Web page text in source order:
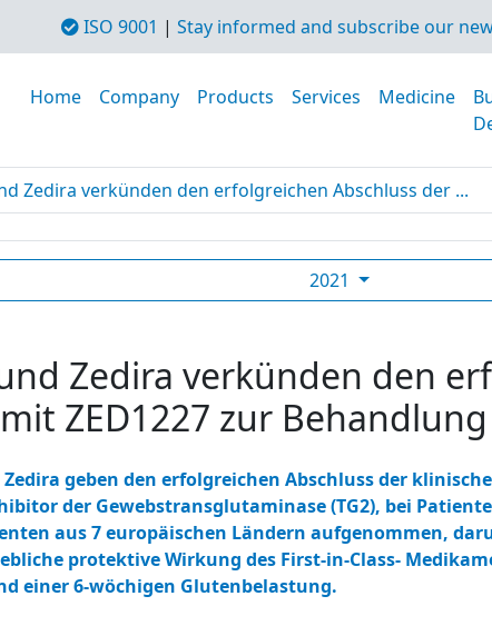
ISO 9001 | Stay informed and subscribe our
Home Company Products Services Medicine
Zedira verkünden den erfolgreichen Abschluss der ...
2021
Zedira verkünden den
ZED1227 zur
geben den erfolgreichen Abschluss der
der Gewebstransglutaminase (TG2), bei
aus 7 europäischen Ländern aufgenommen,
protektive Wirkung des First-in-Class-
einer 6-wöchigen Glutenbelastung.